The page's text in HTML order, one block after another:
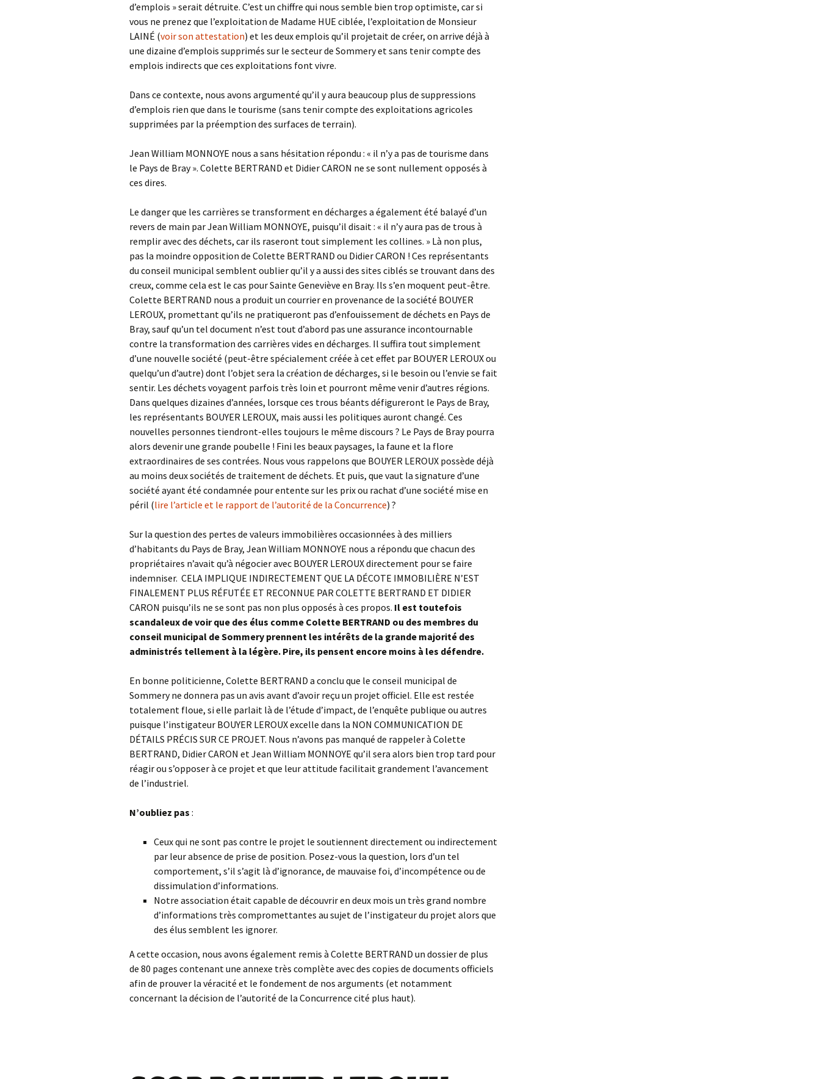
d’emplois » serait détruite. C’est un chiffre qui nous semble bien trop optimiste, car si
vous ne prenez que l’exploitation de Madame HUE ciblée, l’exploitation de Monsieur
LAINÉ (voir son attestation) et les deux emplois qu’il projetait de créer, on arrive déjà à
une dizaine d’emplois supprimés sur le secteur de Sommery et sans tenir compte des
emplois indirects que ces exploitations font vivre.
Dans ce contexte, nous avons argumenté qu’il y aura beaucoup plus de suppressions
d’emplois rien que dans le tourisme (sans tenir compte des exploitations agricoles
supprimées par la préemption des surfaces de terrain).
Jean William MONNOYE nous a sans hésitation répondu : « il n’y a pas de tourisme dans
le Pays de Bray ». Colette BERTRAND et Didier CARON ne se sont nullement opposés à
ces dires.
Le danger que les carrières se transforment en décharges a également été balayé d’un
revers de main par Jean William MONNOYE, puisqu’il disait : « il n’y aura pas de trous à
remplir avec des déchets, car ils raseront tout simplement les collines. » Là non plus,
pas la moindre opposition de Colette BERTRAND ou Didier CARON ! Ces représentants
du conseil municipal semblent oublier qu’il y a aussi des sites ciblés se trouvant dans des
creux, comme cela est le cas pour Sainte Geneviève en Bray. Ils s’en moquent peut-être.
Colette BERTRAND nous a produit un courrier en provenance de la société BOUYER
LEROUX, promettant qu’ils ne pratiqueront pas d’enfouissement de déchets en Pays de
Bray, sauf qu’un tel document n’est tout d’abord pas une assurance incontournable
contre la transformation des carrières vides en décharges. Il suffira tout simplement
d’une nouvelle société (peut-être spécialement créée à cet effet par BOUYER LEROUX ou
quelqu’un d’autre) dont l’objet sera la création de décharges, si le besoin ou l’envie se fait
sentir. Les déchets voyagent parfois très loin et pourront même venir d’autres régions.
Dans quelques dizaines d’années, lorsque ces trous béants défigureront le Pays de Bray,
les représentants BOUYER LEROUX, mais aussi les politiques auront changé. Ces
nouvelles personnes tiendront-elles toujours le même discours ? Le Pays de Bray pourra
alors devenir une grande poubelle ! Fini les beaux paysages, la faune et la flore
extraordinaires de ses contrées. Nous vous rappelons que BOUYER LEROUX possède déjà
au moins deux sociétés de traitement de déchets. Et puis, que vaut la signature d’une
société ayant été condamnée pour entente sur les prix ou rachat d’une société mise en
péril (lire l’article et le rapport de l’autorité de la Concurrence) ?
Sur la question des pertes de valeurs immobilières occasionnées à des milliers
d’habitants du Pays de Bray, Jean William MONNOYE nous a répondu que chacun des
propriétaires n’avait qu’à négocier avec BOUYER LEROUX directement pour se faire
indemniser. CELA IMPLIQUE INDIRECTEMENT QUE LA DÉCOTE IMMOBILIÈRE N’EST
FINALEMENT PLUS RÉFUTÉE ET RECONNUE PAR COLETTE BERTRAND ET DIDIER
CARON puisqu’ils ne se sont pas non plus opposés à ces propos. Il est toutefois
scandaleux de voir que des élus comme Colette BERTRAND ou des membres du
conseil municipal de Sommery prennent les intérêts de la grande majorité des
administrés tellement à la légère. Pire, ils pensent encore moins à les défendre.
En bonne politicienne, Colette BERTRAND a conclu que le conseil municipal de
Sommery ne donnera pas un avis avant d’avoir reçu un projet officiel. Elle est restée
totalement floue, si elle parlait là de l’étude d’impact, de l’enquête publique ou autres
puisque l’instigateur BOUYER LEROUX excelle dans la NON COMMUNICATION DE
DÉTAILS PRÉCIS SUR CE PROJET. Nous n’avons pas manqué de rappeler à Colette
BERTRAND, Didier CARON et Jean William MONNOYE qu’il sera alors bien trop tard pour
réagir ou s’opposer à ce projet et que leur attitude facilitait grandement l’avancement
de l’industriel.
N’oubliez pas :
Ceux qui ne sont pas contre le projet le soutiennent directement ou indirectement
par leur absence de prise de position. Posez-vous la question, lors d’un tel
comportement, s’il s’agit là d’ignorance, de mauvaise foi, d’incompétence ou de
dissimulation d’informations.
Notre association était capable de découvrir en deux mois un très grand nombre
d’informations très compromettantes au sujet de l’instigateur du projet alors que
des élus semblent les ignorer.
A cette occasion, nous avons également remis à Colette BERTRAND un dossier de plus
de 80 pages contenant une annexe très complète avec des copies de documents officiels
afin de prouver la véracité et le fondement de nos arguments (et notamment
concernant la décision de l’autorité de la Concurrence cité plus haut).